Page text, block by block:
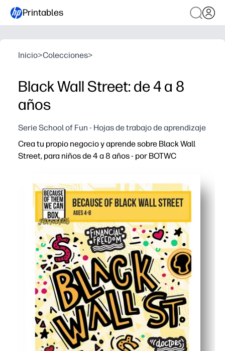
Printables
Inicio>Colecciones>
Black Wall Street: de 4 a 8
años
Serie School of Fun - Hojas de trabajo de aprendizaje
Crea tu propio negocio y aprende sobre Black Wall
Street, para niños de 4 a 8 años - por BOTWC